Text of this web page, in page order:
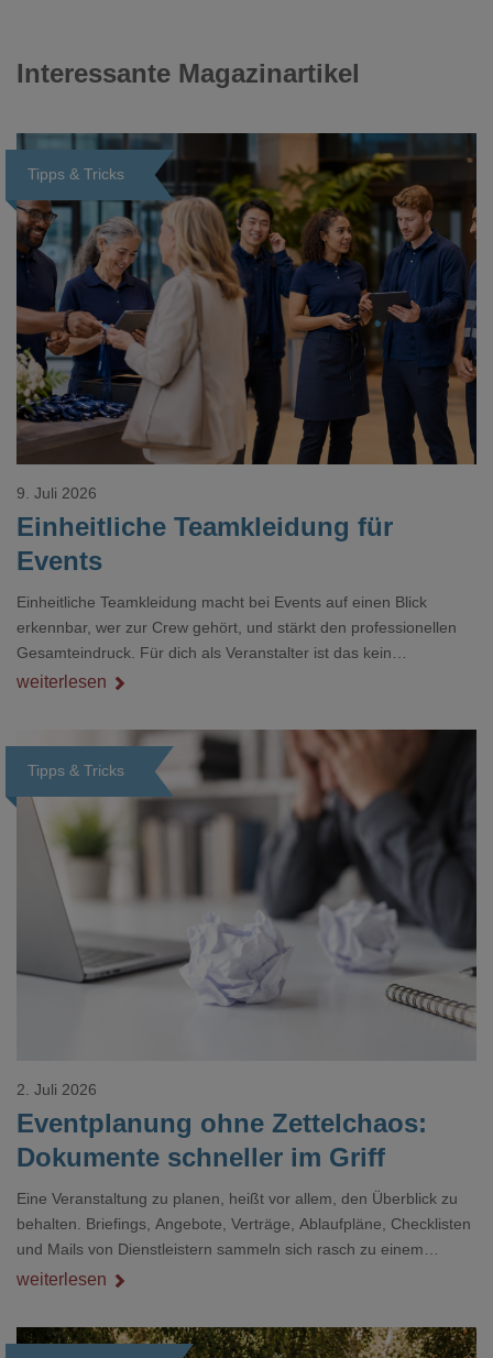
Interessante Magazinartikel
Tipps & Tricks
Loading...
Einheitliche Teamkleidung für
Events
9. Juli 2026
Einheitliche Teamkleidung macht bei Events auf einen Blick
erkennbar, wer zur Crew gehört, und stärkt den professionellen
Gesamteindruck. Für dich als Veranstalter ist das kein
Nebenthema: Bei Textilien mit Stickerei oder mehreren
weiterlesen
Tipps & Tricks
Loading...
Eventplanung ohne Zettelchaos:
Dokumente schneller im Griff
2. Juli 2026
Eine Veranstaltung zu planen, heißt vor allem, den Überblick zu
behalten. Briefings, Angebote, Verträge, Ablaufpläne, Checklisten
und Mails von Dienstleistern sammeln sich rasch zu einem
unübersichtlichen Stapel. Wer schon einmal kurz vor einem Event
Dokument gesucht hat, kennt das mulmige Gefühl.
weiterlesen